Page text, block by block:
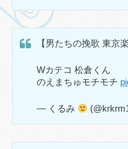
【男たちの挽歌 東京
Wカテコ 松倉くん
のえまちゅモチモチ
— くるみ